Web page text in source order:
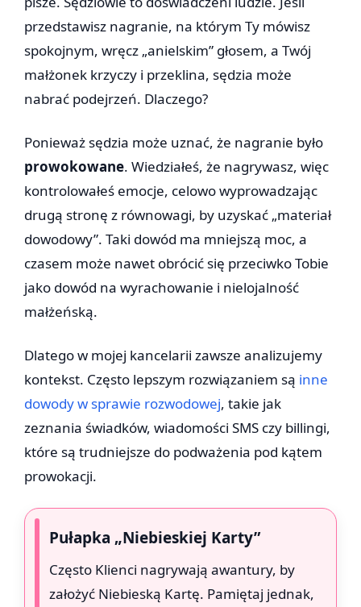
przedstawisz nagranie, na którym Ty mówisz
spokojnym, wręcz „anielskim” głosem, a Twój
małżonek krzyczy i przeklina, sędzia może
nabrać podejrzeń. Dlaczego?
Ponieważ sędzia może uznać, że nagranie było
prowokowane. Wiedziałeś, że nagrywasz, więc
kontrolowałeś emocje, celowo wyprowadzając
drugą stronę z równowagi, by uzyskać „materiał
dowodowy”. Taki dowód ma mniejszą moc, a
czasem może nawet obrócić się przeciwko Tobie
jako dowód na wyrachowanie i nielojalność
małżeńską.
Dlatego w mojej kancelarii zawsze analizujemy
kontekst. Często lepszym rozwiązaniem są inne
dowody w sprawie rozwodowej, takie jak
zeznania świadków, wiadomości SMS czy billingi,
które są trudniejsze do podważenia pod kątem
prowokacji.
Pułapka „Niebieskiej Karty”
Często Klienci nagrywają awantury, by
założyć Niebieską Kartę. Pamiętaj jednak,